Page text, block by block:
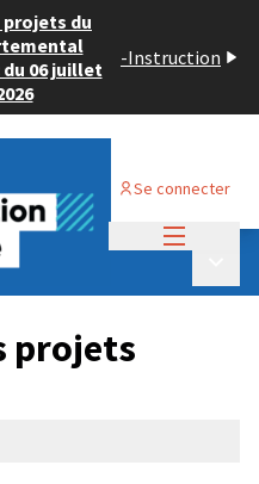
du
du 06 juillet
-Instruction
Se connecter
projets